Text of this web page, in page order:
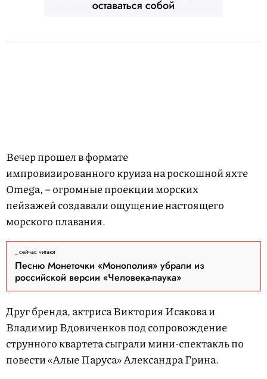
Вечер прошел в формате
импровизированного круиза на роскошной яхте
Omega, – огромные проекции морских
пейзажей создавали ощущение настоящего
морского плавания.
сейчас читают
Песню Монеточки «Монополия» убрали из
российской версии «Человека-паука»
Друг бренда, актриса Виктория Исакова и
Владимир Вдовиченков под сопровождение
струнного квартета сыграли мини-спектакль по
повести «Алые Паруса» Александра Грина.